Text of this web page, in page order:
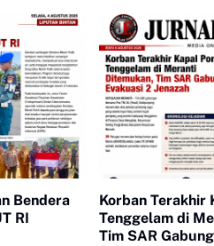
Bendera
RI
Korban Terakhir
Tenggelam di
Tim SAR